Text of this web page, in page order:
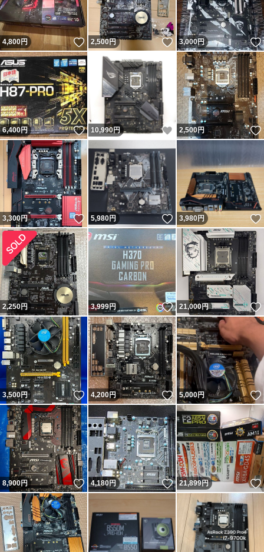
4,800円 いいね！
2,500円 いいね！
3,000円
6,400円 いいね！
10,990円 いいね！
2,500円
3,300円 いいね！
5,980円 いいね！
3,980円
2,250円 3,999円 いいね！
21,000円
3,500円 いいね！
4,200円 いいね！
5,000円
8,900円 いいね！
4,180円 いいね！
21,899円